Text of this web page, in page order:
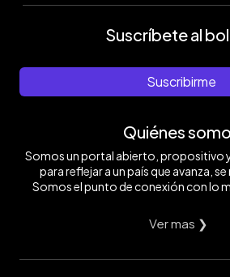
Suscríbete al
Suscribirme
Quiénes
Somos un portal abierto, propositivo
para reflejar a un país que avanza, se
Somos el punto de conexión con lo
Ver mas ❯